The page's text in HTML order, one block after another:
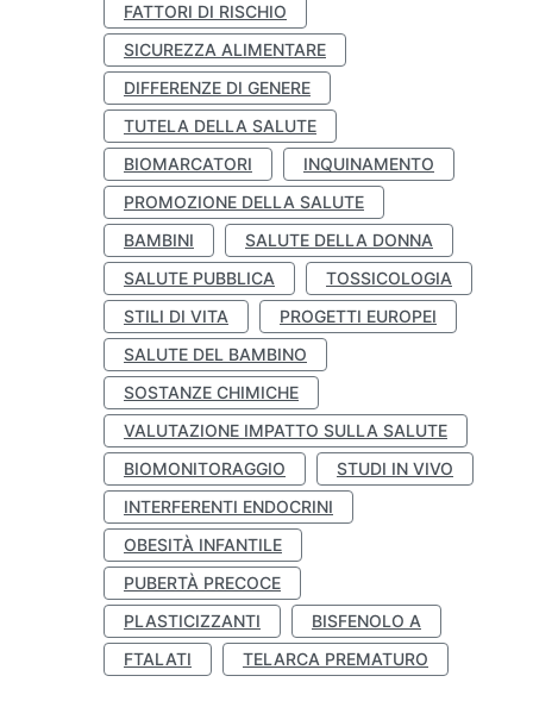
FATTORI DI RISCHIO
SICUREZZA ALIMENTARE
DIFFERENZE DI GENERE
TUTELA DELLA SALUTE
BIOMARCATORI
INQUINAMENTO
PROMOZIONE DELLA SALUTE
BAMBINI
SALUTE DELLA DONNA
SALUTE PUBBLICA
TOSSICOLOGIA
STILI DI VITA
PROGETTI EUROPEI
SALUTE DEL BAMBINO
SOSTANZE CHIMICHE
VALUTAZIONE IMPATTO SULLA SALUTE
BIOMONITORAGGIO
STUDI IN VIVO
INTERFERENTI ENDOCRINI
OBESITÀ INFANTILE
PUBERTÀ PRECOCE
PLASTICIZZANTI
BISFENOLO A
FTALATI
TELARCA PREMATURO